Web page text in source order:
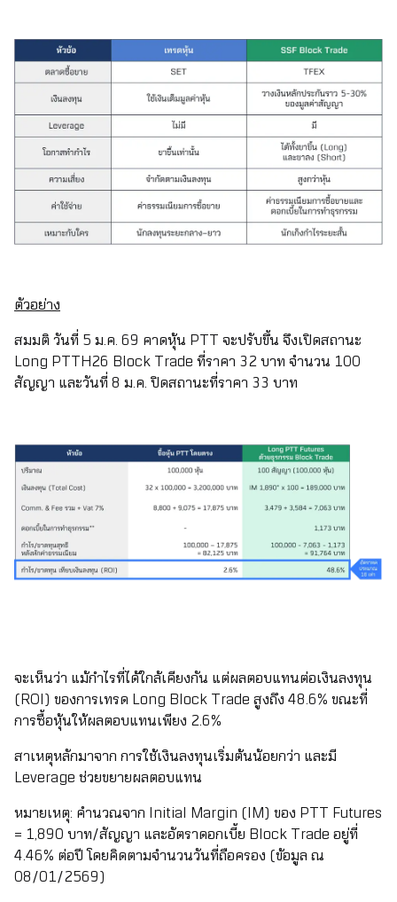
ตัวอย่าง
สมมติ วันที่ 5 ม.ค. 69 คาดหุ้น PTT จะปรับขึ้น จึงเปิดสถานะ
Long PTTH26 Block Trade ที่ราคา 32 บาท จำนวน 100
สัญญา และวันที่ 8 ม.ค. ปิดสถานะที่ราคา 33 บาท
จะเห็นว่า แม้กำไรที่ได้ใกล้เคียงกัน แต่ผลตอบแทนต่อเงินลงทุน
(ROI) ของการเทรด Long Block Trade สูงถึง 48.6% ขณะที่
การซื้อหุ้นให้ผลตอบแทนเพียง 2.6%
สาเหตุหลักมาจาก การใช้เงินลงทุนเริ่มต้นน้อยกว่า และมี
Leverage ช่วยขยายผลตอบแทน
หมายเหตุ: คำนวณจาก Initial Margin (IM) ของ PTT Futures
= 1,890 บาท/สัญญา และอัตราดอกเบี้ย Block Trade อยู่ที่
4.46% ต่อปี โดยคิดตามจำนวนวันที่ถือครอง (ข้อมูล ณ
08/01/2569)